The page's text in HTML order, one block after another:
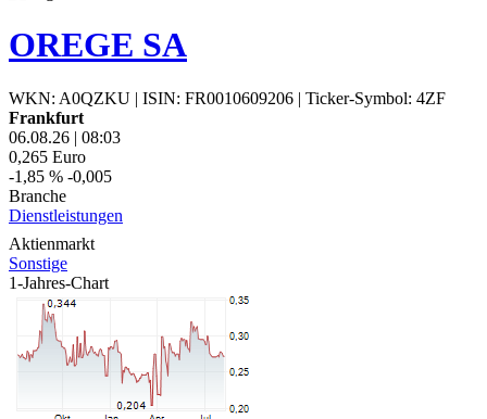
OREGE SA
WKN: A0QZKU | ISIN: FR0010609206 | Ticker-Symbol: 4ZF
Frankfurt
06.08.26 | 08:03
0,265 Euro
-1,85 % -0,005
Branche
Dienstleistungen
Aktienmarkt
Sonstige
1-Jahres-Chart